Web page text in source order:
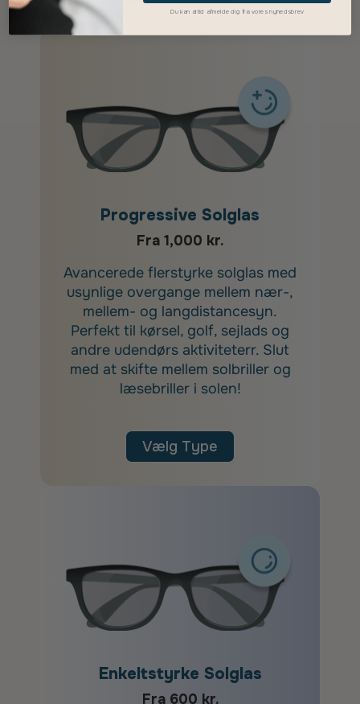
Progressive Solglas
Fra 1,000 kr.
Avancerede flerstyrke solglas med
usynlige overgange mellem nær-,
mellem- og langdistancesyn.
Perfekt til kørsel, golf, sejlads og
andre udendørs aktiviteterr. Slut
med at skifte mellem solbriller og
læsebriller i solen!
Vælg Type
Enkeltstyrke Solglas
Fra 600 kr.
Du kan altid afmelde dig fra vores nyhedsbrev